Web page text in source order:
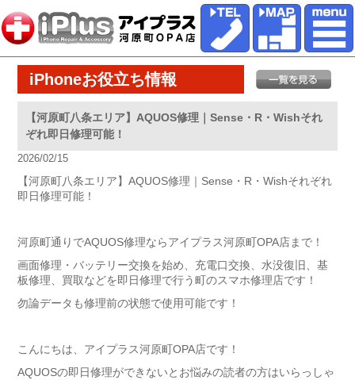
iPhoneお役立ち情報
【河原町八条エリア】AQUOS修理｜Sense・R・Wishそれ
ぞれ即日修理可能！
2026/02/15
【河原町八条エリア】AQUOS修理｜Sense・R・Wishそれぞれ
即日修理可能！
河原町通りでAQUOS修理ならアイプラス河原町OPA店まで！
画面修理・バッテリー交換を始め、充電口交換、水没復旧、基
板修理、買取などを即日修理で行う町のスマホ修理店です！
勿論データも修理前の状態で使用可能です！
こんにちは、アイプラス河原町OPA店です！
AQUOSの即日修理ができないとお悩みの読者の方はいらっしゃ